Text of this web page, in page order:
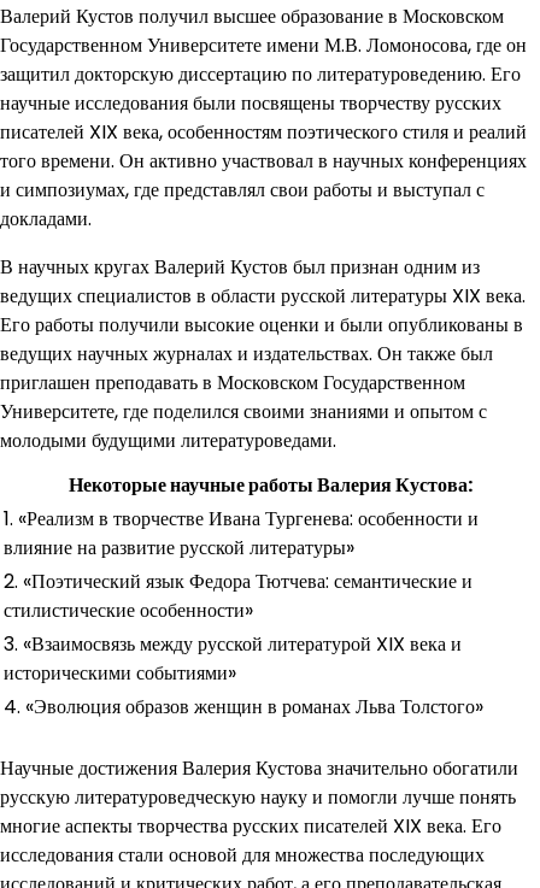
Валерий Кустов получил высшее образование в Московском
Государственном Университете имени М.В. Ломоносова, где он
защитил докторскую диссертацию по литературоведению. Его
научные исследования были посвящены творчеству русских
писателей XIX века, особенностям поэтического стиля и реалий
того времени. Он активно участвовал в научных конференциях
и симпозиумах, где представлял свои работы и выступал с
докладами.
В научных кругах Валерий Кустов был признан одним из
ведущих специалистов в области русской литературы XIX века.
Его работы получили высокие оценки и были опубликованы в
ведущих научных журналах и издательствах. Он также был
приглашен преподавать в Московском Государственном
Университете, где поделился своими знаниями и опытом с
молодыми будущими литературоведами.
Некоторые научные работы Валерия Кустова:
1. «Реализм в творчестве Ивана Тургенева: особенности и
влияние на развитие русской литературы»
2. «Поэтический язык Федора Тютчева: семантические и
стилистические особенности»
3. «Взаимосвязь между русской литературой XIX века и
историческими событиями»
4. «Эволюция образов женщин в романах Льва Толстого»
Научные достижения Валерия Кустова значительно обогатили
русскую литературоведческую науку и помогли лучше понять
многие аспекты творчества русских писателей XIX века. Его
исследования стали основой для множества последующих